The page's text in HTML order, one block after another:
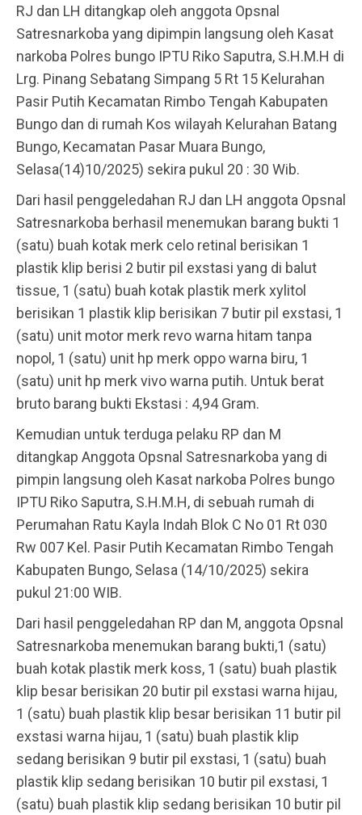
RJ dan LH ditangkap oleh anggota Opsnal
Satresnarkoba yang dipimpin langsung oleh Kasat
narkoba Polres bungo IPTU Riko Saputra, S.H.M.H di
Lrg. Pinang Sebatang Simpang 5 Rt 15 Kelurahan
Pasir Putih Kecamatan Rimbo Tengah Kabupaten
Bungo dan di rumah Kos wilayah Kelurahan Batang
Bungo, Kecamatan Pasar Muara Bungo,
Selasa(14)10/2025) sekira pukul 20 : 30 Wib.
Dari hasil penggeledahan RJ dan LH anggota Opsnal
Satresnarkoba berhasil menemukan barang bukti 1
(satu) buah kotak merk celo retinal berisikan 1
plastik klip berisi 2 butir pil exstasi yang di balut
tissue, 1 (satu) buah kotak plastik merk xylitol
berisikan 1 plastik klip berisikan 7 butir pil exstasi, 1
(satu) unit motor merk revo warna hitam tanpa
nopol, 1 (satu) unit hp merk oppo warna biru, 1
(satu) unit hp merk vivo warna putih. Untuk berat
bruto barang bukti Ekstasi : 4,94 Gram.
Kemudian untuk terduga pelaku RP dan M
ditangkap Anggota Opsnal Satresnarkoba yang di
pimpin langsung oleh Kasat narkoba Polres bungo
IPTU Riko Saputra, S.H.M.H, di sebuah rumah di
Perumahan Ratu Kayla Indah Blok C No 01 Rt 030
Rw 007 Kel. Pasir Putih Kecamatan Rimbo Tengah
Kabupaten Bungo, Selasa (14/10/2025) sekira
pukul 21:00 WIB.
Dari hasil penggeledahan RP dan M, anggota Opsnal
Satresnarkoba menemukan barang bukti,1 (satu)
buah kotak plastik merk koss, 1 (satu) buah plastik
klip besar berisikan 20 butir pil exstasi warna hijau,
1 (satu) buah plastik klip besar berisikan 11 butir pil
exstasi warna hijau, 1 (satu) buah plastik klip
sedang berisikan 9 butir pil exstasi, 1 (satu) buah
plastik klip sedang berisikan 10 butir pil exstasi, 1
(satu) buah plastik klip sedang berisikan 10 butir pil